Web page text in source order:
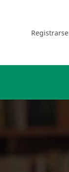
Registrarse